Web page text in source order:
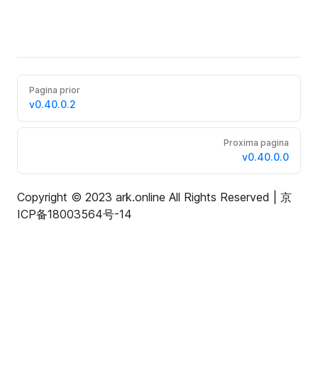
Pagina prior
v0.40.0.2
Proxima pagina
v0.40.0.0
Copyright © 2023 ark.online All Rights Reserved | 京
ICP备18003564号-14